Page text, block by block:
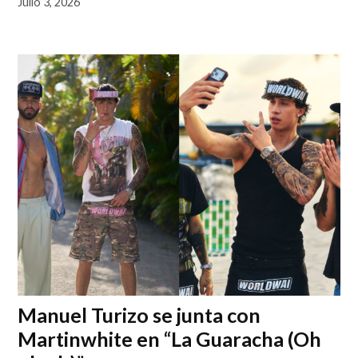
Manuel Turizo se junta con
Martinwhite en “La Guaracha (Oh